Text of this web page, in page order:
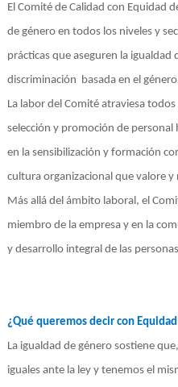
El Comité de Calidad con Equidad
de género en todos los niveles y
prácticas que aseguren la
discriminación basada en el
La labor del Comité atraviesa
selección y promoción de
en la sensibilización y formación
cultura organizacional que valore y
Más allá del ámbito laboral, el
miembro de la empresa y en la
y desarrollo integral de las
¿Qué queremos decir con
La igualdad de género sostiene
iguales ante la ley y tenemos el